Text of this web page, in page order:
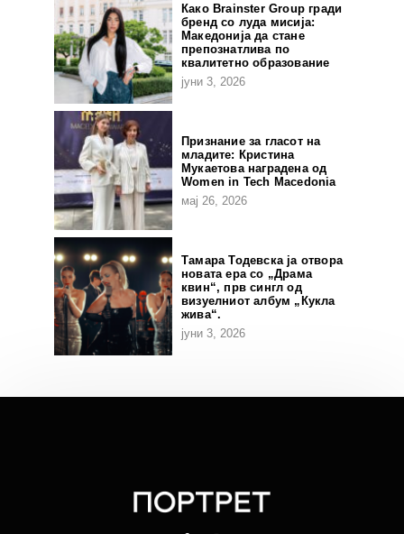
Како Brainster Group гради
бренд со луда мисија:
Македонија да стане
препознатлива по
квалитетно образование
јуни 3, 2026
Признание за гласот на
младите: Кристина
Мукаетова наградена од
Women in Tech Macedonia
мај 26, 2026
Тамара Тодевска ја отвора
новата ера со „Драма
квин“, прв сингл од
визуелниот албум „Кукла
жива“.
јуни 3, 2026